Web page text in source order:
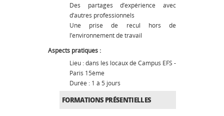
Des partages d’expérience avec
d’autres professionnels
Une prise de recul hors de
l’environnement de travail
Aspects pratiques :
Lieu : dans les locaux de Campus EFS -
Paris 15ème
Durée : 1 à 5 jours
FORMATIONS PRÉSENTIELLES